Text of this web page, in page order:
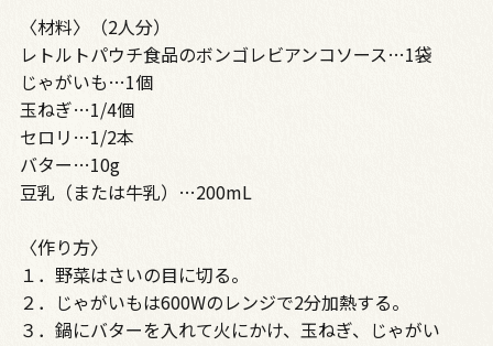
〈材料〉（2人分）
レトルトパウチ食品のボンゴレビアンコソース…1袋
じゃがいも…1個
玉ねぎ…1/4個
セロリ…1/2本
バター…10g
豆乳（または牛乳）…200mL
〈作り方〉
１．野菜はさいの目に切る。
２．じゃがいもは600Wのレンジで2分加熱する。
３．鍋にバターを入れて火にかけ、玉ねぎ、じゃがい